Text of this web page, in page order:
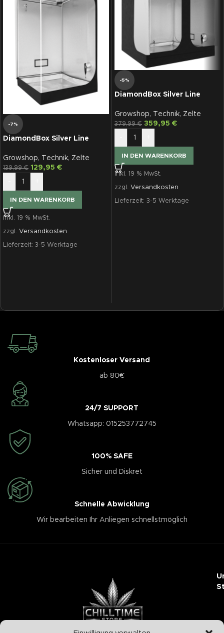
-7%
DiamondBox Silver Line
Growshop, Technik, Zelte
139,99€ 129,95 €
IN DEN WARENKORB
inkl. 19 % MwSt.
zzgl. Versandkosten
Lieferzeit: 3-5 Werktage
-5%
DiamondBox Silver Line
Growshop, Technik, Zelte
379,99€ 359,95 €
IN DEN WARENKORB
inkl. 19 % MwSt.
zzgl. Versandkosten
Lieferzeit: 3-5 Werktage
Kostenloser Versand
ab 80€
24/7 SUPPORT
Whatsapp: 015253772745
100% SAFE
Sicher und Diskret
Schnelle Abwicklung
Wir bearbeiten Ihr Anliegen schnellstmöglich